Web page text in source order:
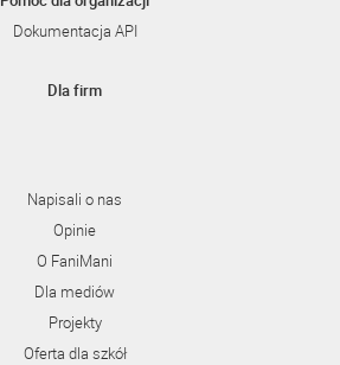
Dokumentacja API
Dla firm
Napisali o nas
Opinie
O FaniMani
Dla mediów
Projekty
Oferta dla szkół